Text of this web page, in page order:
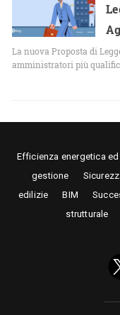
La nuova Proposta di
amministratori più
Efficienza energetica
gestione
edilizie
BIM
strutturale